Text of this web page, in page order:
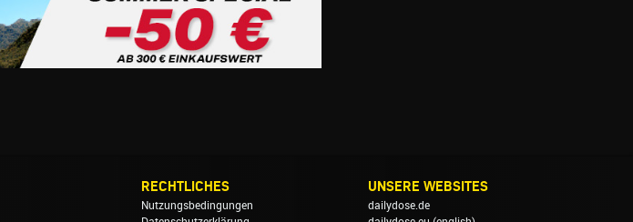
RECHTLICHES
Nutzungsbedingungen
UNSERE WEBSITES
dailydose.de